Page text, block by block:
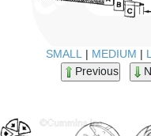
SMALL | MEDIUM |
Previous